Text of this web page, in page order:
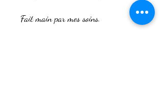
Fait main par mes soins.